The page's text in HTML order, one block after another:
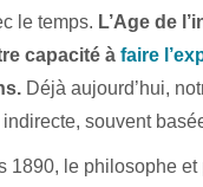
le temps. L’Age de
capacité à faire
Déjà aujourd’hui,
indirecte, souvent
1890, le philosophe